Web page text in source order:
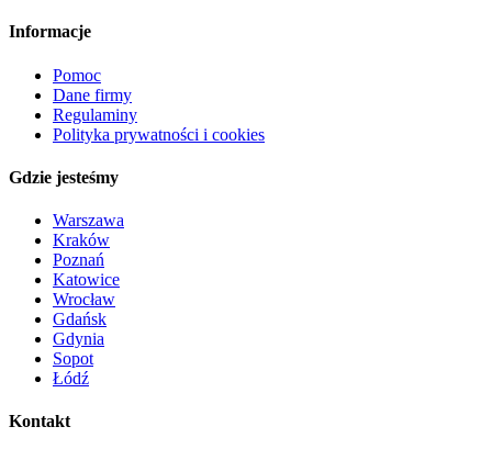
Informacje
Pomoc
Dane firmy
Regulaminy
Polityka prywatności i cookies
Gdzie jesteśmy
Warszawa
Kraków
Poznań
Katowice
Wrocław
Gdańsk
Gdynia
Sopot
Łódź
Kontakt